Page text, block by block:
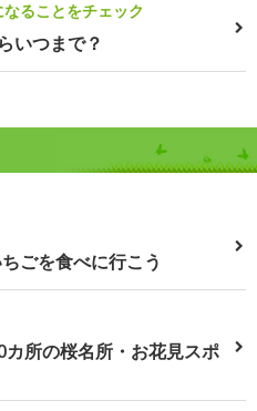
ることをチェック
いつまで？
ごを食べに行こう
所の桜名所・お花見スポ